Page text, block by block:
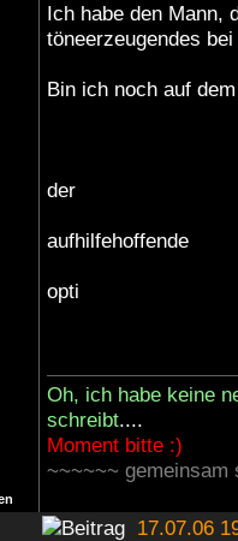
Ich habe den Mann,
töneerzeugendes
Bin ich noch auf
der
aufhilfehoffende
opti
Oh, ich habe keine
schreibt....
Moment bitte :)
~~~~~~
17.07.06